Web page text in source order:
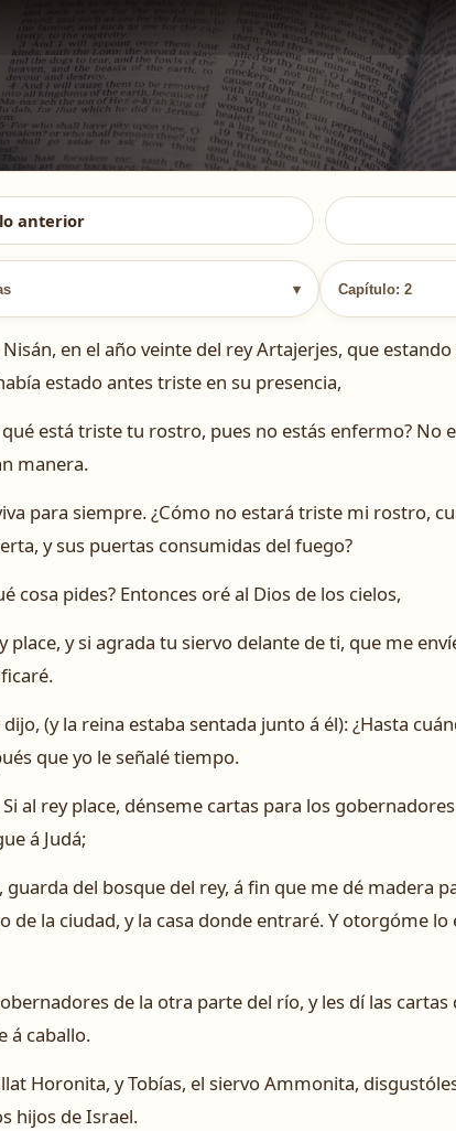
anterior
▾ Capítulo: 2
Nisán, en el año veinte del rey Artajerjes, que
estado antes triste en su presencia,
está triste tu rostro, pues no estás enfermo? No
manera.
para siempre. ¿Cómo no estará triste mi rostro,
y sus puertas consumidas del fuego?
cosa pides? Entonces oré al Dios de los cielos,
place, y si agrada tu siervo delante de ti, que me
(y la reina estaba sentada junto á él): ¿Hasta
que yo le señalé tiempo.
al rey place, dénseme cartas para los
á Judá;
guarda del bosque del rey, á fin que me dé madera
de la ciudad, y la casa donde entraré. Y otorgóme
de la otra parte del río, y les dí las
á caballo.
Horonita, y Tobías, el siervo Ammonita,
hijos de Israel.